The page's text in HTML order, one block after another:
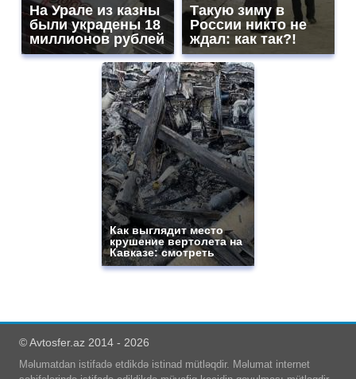
На Урале из казны
были украдены 18
миллионов рублей
Такую зиму в
России никто не
ждал: как так?!
Как выглядит место
крушение вертолета на
Кавказе: смотреть
© Avtosfer.az 2014 - 2026
Məlumatdan istifadə etdikdə istinad mütləqdir. Məlumat internet